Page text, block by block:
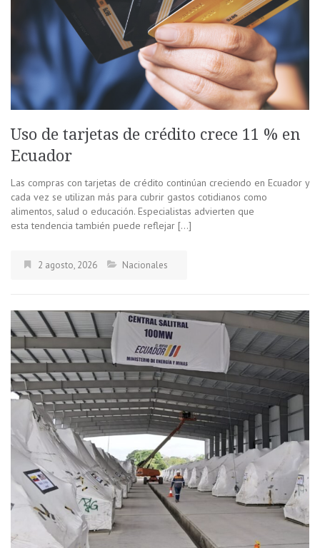
Uso de tarjetas de crédito crece 11 % en
Ecuador
Las compras con tarjetas de crédito continúan creciendo en Ecuador y
cada vez se utilizan más para cubrir gastos cotidianos como
alimentos, salud o educación. Especialistas advierten que
esta tendencia también puede reflejar […]
2 agosto, 2026 Nacionales